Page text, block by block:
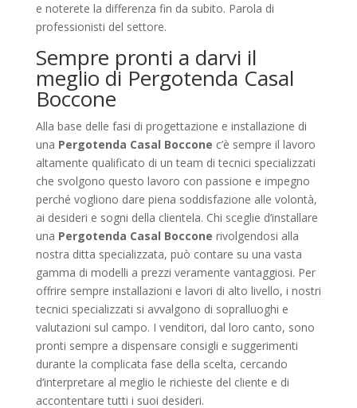
e noterete la differenza fin da subito. Parola di
professionisti del settore.
Sempre pronti a darvi il
meglio di Pergotenda Casal
Boccone
Alla base delle fasi di progettazione e installazione di
una Pergotenda Casal Boccone c’è sempre il lavoro
altamente qualificato di un team di tecnici specializzati
che svolgono questo lavoro con passione e impegno
perché vogliono dare piena soddisfazione alle volontà,
ai desideri e sogni della clientela. Chi sceglie d’installare
una Pergotenda Casal Boccone rivolgendosi alla
nostra ditta specializzata, può contare su una vasta
gamma di modelli a prezzi veramente vantaggiosi. Per
offrire sempre installazioni e lavori di alto livello, i nostri
tecnici specializzati si avvalgono di sopralluoghi e
valutazioni sul campo. I venditori, dal loro canto, sono
pronti sempre a dispensare consigli e suggerimenti
durante la complicata fase della scelta, cercando
d’interpretare al meglio le richieste del cliente e di
accontentare tutti i suoi desideri.